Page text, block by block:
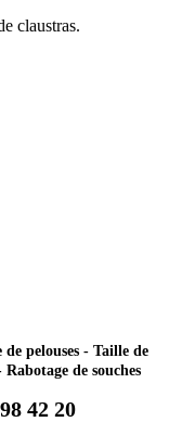
claustras.
pelouses - Taille de
de souches
42 20